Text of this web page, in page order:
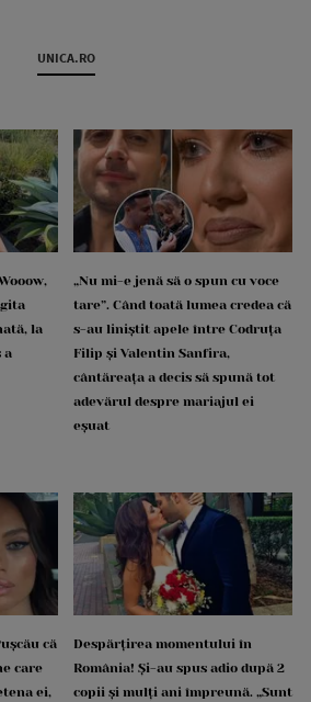
UNICA.RO
la
a
„Nu mi-e jenă să o spun cu voce
tare”. Când toată lumea credea că
s-au liniștit apele între Codruța
Filip și Valentin Sanfira,
cântăreața a decis să spună tot
adevărul despre mariajul ei
eșuat
că
care
ei,
Despărțirea momentului în
România! Și-au spus adio după 2
copii și mulți ani împreună. „Sunt